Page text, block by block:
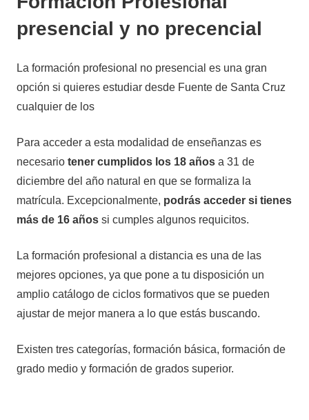
presencial y no precencial
La formación profesional no presencial es una gran
opción si quieres estudiar desde Fuente de Santa Cruz
cualquier de los
Para acceder a esta modalidad de enseñanzas es
necesario tener cumplidos los 18 años a 31 de
diciembre del año natural en que se formaliza la
matrícula. Excepcionalmente, podrás acceder si tienes
más de 16 años si cumples algunos requicitos.
La formación profesional a distancia es una de las
mejores opciones, ya que pone a tu disposición un
amplio catálogo de ciclos formativos que se pueden
ajustar de mejor manera a lo que estás buscando.
Existen tres categorías, formación básica, formación de
grado medio y formación de grados superior.